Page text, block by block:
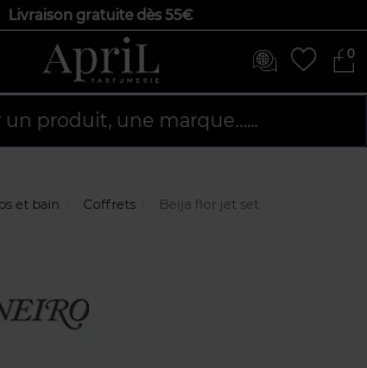
Livraison gratuite dès 55€
0
un produit, une marque…...
et bain Coffrets Beija flor jet set